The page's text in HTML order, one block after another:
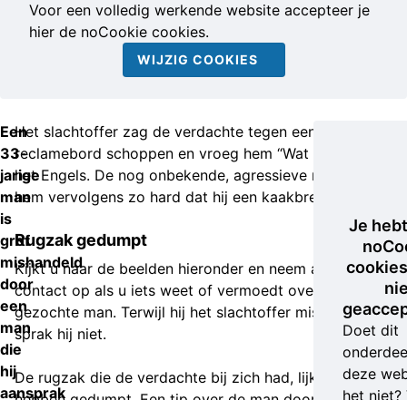
Voor een volledig werkende website accepteer je
hier de noCookie cookies.
WIJZIG COOKIES
Een
33-
jarige
man
is
grof
mishandeld
door
een
man
die
hij
aansprak
Het slachtoffer zag de verdachte tegen een
reclamebord schoppen en vroeg hem “Wat doe je?” in
het Engels. De nog onbekende, agressieve man sloeg
hem vervolgens zo hard dat hij een kaakbreuk opliep.
Rugzak gedumpt
Kijkt u naar de beelden hieronder en neem alstublieft
contact op als u iets weet of vermoedt over de
gezochte man. Terwijl hij het slachtoffer mishandelde,
sprak hij niet.
De rugzak die de verdachte bij zich had, lijkt hij te
Je
Doet dit
deze
het niet?